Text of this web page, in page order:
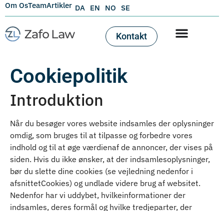
Om OsTeamArtikler DA EN NO SE
Kontakt
Cookiepolitik
Introduktion
Når du besøger vores website indsamles der oplysninger
omdig, som bruges til at tilpasse og forbedre vores
indhold og til at øge værdienaf de annoncer, der vises på
siden. Hvis du ikke ønsker, at der indsamlesoplysninger,
bør du slette dine cookies (se vejledning nedenfor i
afsnittetCookies) og undlade videre brug af websitet.
Nedenfor har vi uddybet, hvilkeinformationer der
indsamles, deres formål og hvilke tredjeparter, der